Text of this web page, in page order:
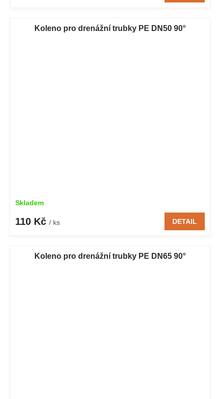
Koleno pro drenážní trubky PE DN50 90°
Skladem
110 Kč / ks DETAIL
Koleno pro drenážní trubky PE DN65 90°